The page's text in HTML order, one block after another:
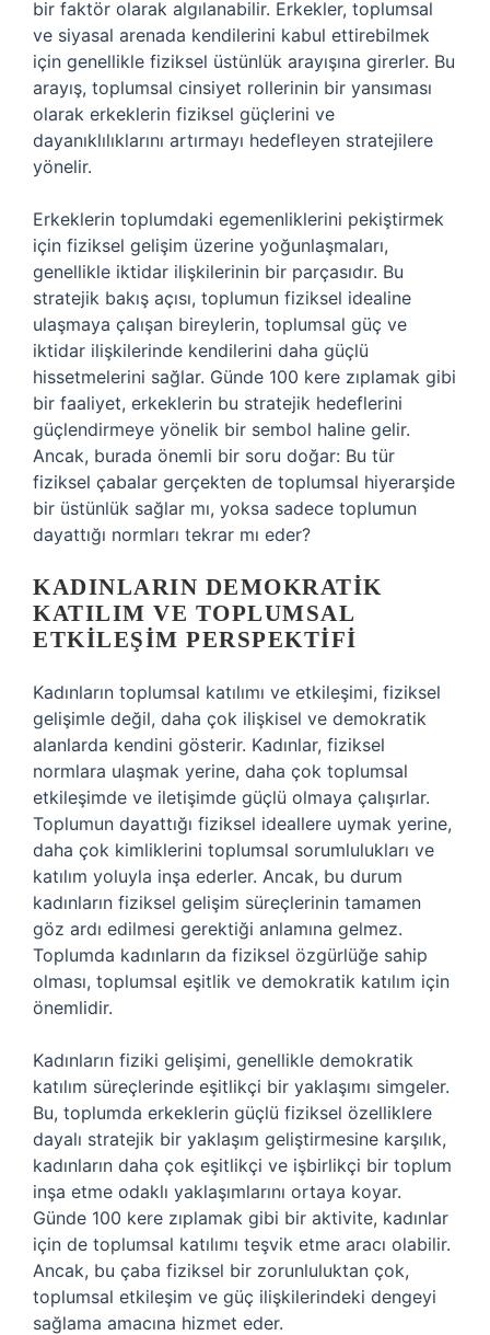
bir faktör olarak algılanabilir. Erkekler, toplumsal
ve siyasal arenada kendilerini kabul ettirebilmek
için genellikle fiziksel üstünlük arayışına girerler. Bu
arayış, toplumsal cinsiyet rollerinin bir yansıması
olarak erkeklerin fiziksel güçlerini ve
dayanıklılıklarını artırmayı hedefleyen stratejilere
yönelir.
Erkeklerin toplumdaki egemenliklerini pekiştirmek
için fiziksel gelişim üzerine yoğunlaşmaları,
genellikle iktidar ilişkilerinin bir parçasıdır. Bu
stratejik bakış açısı, toplumun fiziksel idealine
ulaşmaya çalışan bireylerin, toplumsal güç ve
iktidar ilişkilerinde kendilerini daha güçlü
hissetmelerini sağlar. Günde 100 kere zıplamak gibi
bir faaliyet, erkeklerin bu stratejik hedeflerini
güçlendirmeye yönelik bir sembol haline gelir.
Ancak, burada önemli bir soru doğar: Bu tür
fiziksel çabalar gerçekten de toplumsal hiyerarşide
bir üstünlük sağlar mı, yoksa sadece toplumun
dayattığı normları tekrar mı eder?
KADINLARIN DEMOKRATIK
KATILIM VE TOPLUMSAL
ETKILEŞIM PERSPEKTIFI
Kadınların toplumsal katılımı ve etkileşimi, fiziksel
gelişimle değil, daha çok ilişkisel ve demokratik
alanlarda kendini gösterir. Kadınlar, fiziksel
normlara ulaşmak yerine, daha çok toplumsal
etkileşimde ve iletişimde güçlü olmaya çalışırlar.
Toplumun dayattığı fiziksel ideallere uymak yerine,
daha çok kimliklerini toplumsal sorumlulukları ve
katılım yoluyla inşa ederler. Ancak, bu durum
kadınların fiziksel gelişim süreçlerinin tamamen
göz ardı edilmesi gerektiği anlamına gelmez.
Toplumda kadınların da fiziksel özgürlüğe sahip
olması, toplumsal eşitlik ve demokratik katılım için
önemlidir.
Kadınların fiziki gelişimi, genellikle demokratik
katılım süreçlerinde eşitlikçi bir yaklaşımı simgeler.
Bu, toplumda erkeklerin güçlü fiziksel özelliklere
dayalı stratejik bir yaklaşım geliştirmesine karşılık,
kadınların daha çok eşitlikçi ve işbirlikçi bir toplum
inşa etme odaklı yaklaşımlarını ortaya koyar.
Günde 100 kere zıplamak gibi bir aktivite, kadınlar
için de toplumsal katılımı teşvik etme aracı olabilir.
Ancak, bu çaba fiziksel bir zorunluluktan çok,
toplumsal etkileşim ve güç ilişkilerindeki dengeyi
sağlama amacına hizmet eder.